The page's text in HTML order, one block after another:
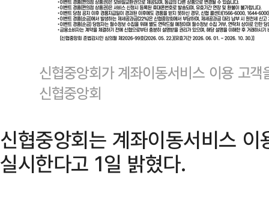
신협중앙회가 계좌이동서비스 이용 고
신협중앙회
신협중앙회는 계좌이동서비스
실시한다고 1일 밝혔다.